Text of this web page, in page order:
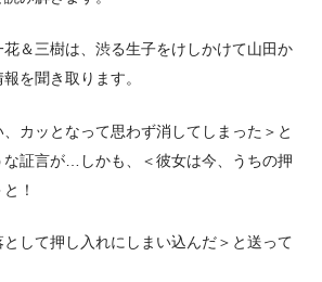
＆三樹は、渋る生子をけしかけて山田か
を聞き取ります。
カッとなって思わず消してしまった＞と
な証言が…しかも、＜彼女は今、うちの押
！
して押し入れにしまい込んだ＞と送って